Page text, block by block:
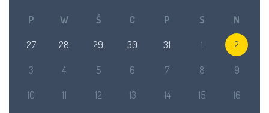
P W Ś C P S N
27 28 29 30 31 1 2
3 4 5 6 7 8 9
10 11 12 13 14 15 16